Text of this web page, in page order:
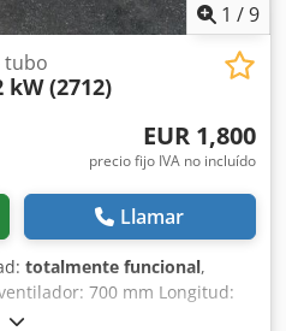
1 /9
tubo
kW (2712)
EUR 1,800
precio fijo IVA no incluído
Llamar
totalmente funcional,
700 mm Longitud:
Aof